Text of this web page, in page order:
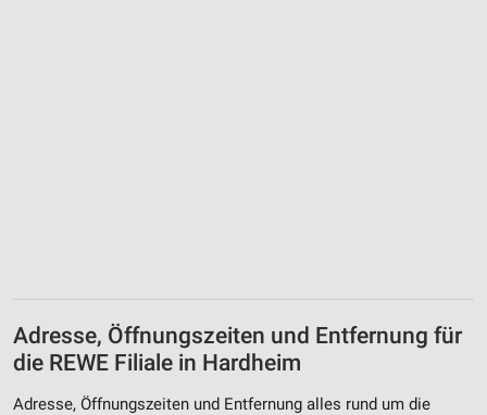
Adresse, Öffnungszeiten und Entfernung für
die REWE Filiale in Hardheim
Adresse, Öffnungszeiten und Entfernung alles rund um die